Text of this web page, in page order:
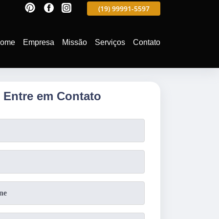
(19) 3701-4682 (19) 99991-5597
Empresa Missão Serviços Contato
Entre em Contato